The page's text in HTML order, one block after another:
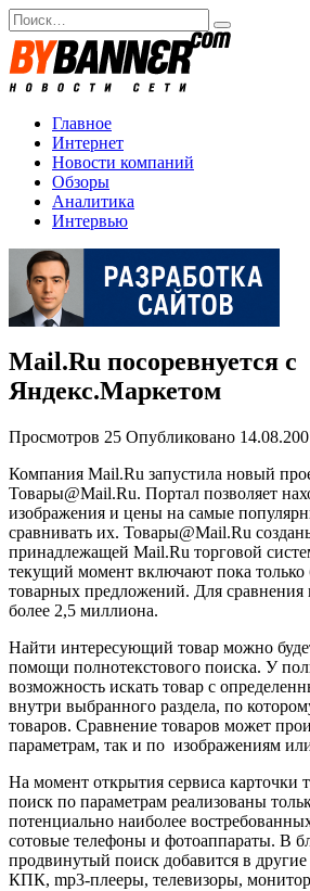
Перейти
к
содержанию
Search
for:
Главное
Интернет
Новости компаний
Обзоры
Аналитика
Интервью
Mail.Ru посоревнуется с
Яндекс.Маркетом
Просмотров 25 Опубликовано
Компания Mail.Ru запустила новый
Товары@Mail.Ru. Портал позволяет
изображения и цены на самые
сравнивать их. Товары@Mail.Ru
принадлежащей Mail.Ru торговой
текущий момент включают пока только
товарных предложений. Для
более 2,5 миллиона.
Найти интересующий товар можно
помощи полнотекстового поиска. У
возможность искать товар с
внутри выбранного раздела, по
товаров. Сравнение товаров может
параметрам, так и по изображениям
На момент открытия сервиса карточки
поиск по параметрам реализованы
потенциально наиболее
сотовые телефоны и фотоаппараты. В
продвинутый поиск добавится в другие
КПК, mp3-плееры, телевизоры,